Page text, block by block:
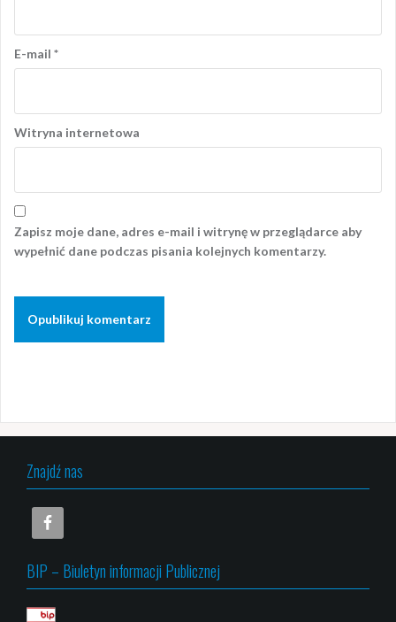
E-mail *
Witryna internetowa
Zapisz moje dane, adres e-mail i witrynę w przeglądarce aby
wypełnić dane podczas pisania kolejnych komentarzy.
Znajdź nas
BIP – Biuletyn informacji Publicznej